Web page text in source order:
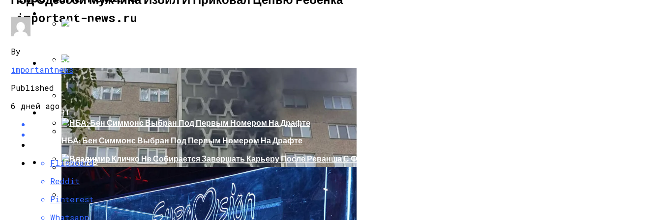
important-news.ru
ИНТЕРЕСНОЕ И ПОЗНАВАТЕЛЬНОЕ
В Сети Высмеяли Свадебный Подарок Путина Главе МИД Австрии
«Князь, Где Вы Шлялись»: В Сети Высмеяли Российский Лайнер, «заблудившийся» В Крыму
Репетицию Парада В Киеве Высмеяли Веселыми Фотожабами
В Швеции Белый Медведь Застрял В Окне Отеля, Знатно Позавтракав
НОВОСТИ
СПОРТ
НБА: Бен Симмонс Выбран Под Первым Номером На Драфте
Владимир Кличко Не Собирается Завершать Карьеру После Реванша С Фьюри
Фоменко Покинул Пост Главного Тренера Сборной Украины
ШОУ-БИЗНЕС
By
importantnews
Published
6 дней ago
Flipboard
Reddit
Pinterest
Whatsapp